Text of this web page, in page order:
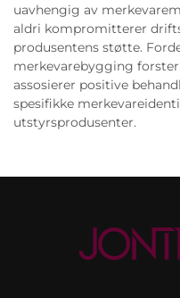
uavhengig av
aldri kompromitterer
produsentens støtte.
merkevarebygging
assosierer positive
spesifikke
utstyrsprodusenter.